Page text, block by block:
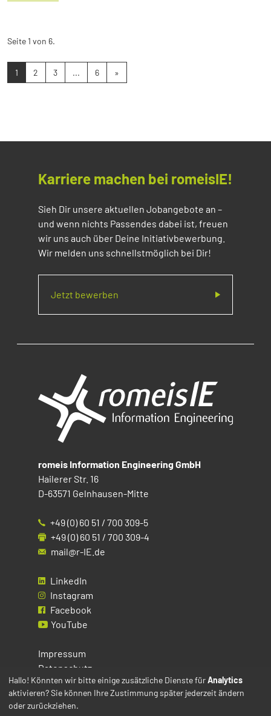
Seite 1 von 6.
1 2 3 ... 6 »
Karriere machen bei romeisIE!
Sieh Dir unsere aktuellen Jobangebote an –
und wenn nichts Passendes dabei ist, freuen
wir uns auch über Deine Initiativbewerbung.
Wir melden uns schnellstmöglich bei Dir!
Jetzt bewerben
romeis Information Engineering GmbH
Hailerer Str. 16
D-63571 Gelnhausen-Mitte
+49 (0) 60 51 / 700 309-5
+49 (0) 60 51 / 700 309-4
mail@r-IE.de
LinkedIn
Instagram
Facebook
YouTube
Impressum
Datenschutz
Cookies
Hallo! Könnten wir bitte einige zusätzliche Dienste fürAnalytics
aktivieren? Sie können Ihre Zustimmung später jederzeit ändern
oder zurückziehen.